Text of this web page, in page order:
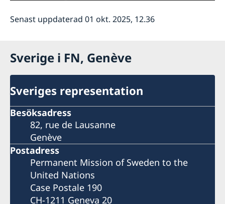
Senast uppdaterad 01 okt. 2025, 12.36
Sverige i FN, Genève
Sveriges representation
Besöksadress
82, rue de Lausanne
Genève
Postadress
Permanent Mission of Sweden to the
United Nations
Case Postale 190
CH-1211 Geneva 20